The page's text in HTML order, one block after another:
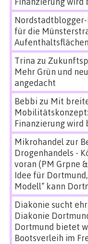
für die
Trina zu
Mehr Grün und
angedacht
Bebbi zu Mit
Finanzierung wird
Mikrohandel zur
Drogenhandels -
voran (PM Grpne
Idee für
Modell“ kann
Diakonie sucht
Diakonie
Dortmund bietet
Bootsverleih im